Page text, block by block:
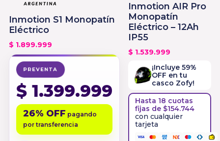
Inmotion S1 Monopatín
Eléctrico
$ 1.899.999
PREVENTA
$1.399.999
26% OFF pagando
por transferencia
Inmotion AIR Pro
Monopatín
Eléctrico – 12Ah
IP55
$ 1.539.999
¡Incluye 59%
OFF en tu
casco Zofy!
Hasta 18 cuotas
fijas de $154.744
con cualquier
tarjeta